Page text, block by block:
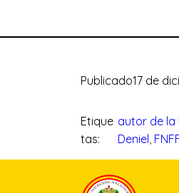
Publicado17 de
Etique
tas:
autor de la
Deniel,